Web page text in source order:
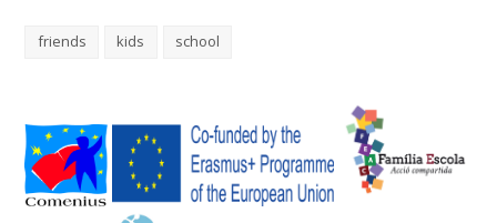
friends kids school